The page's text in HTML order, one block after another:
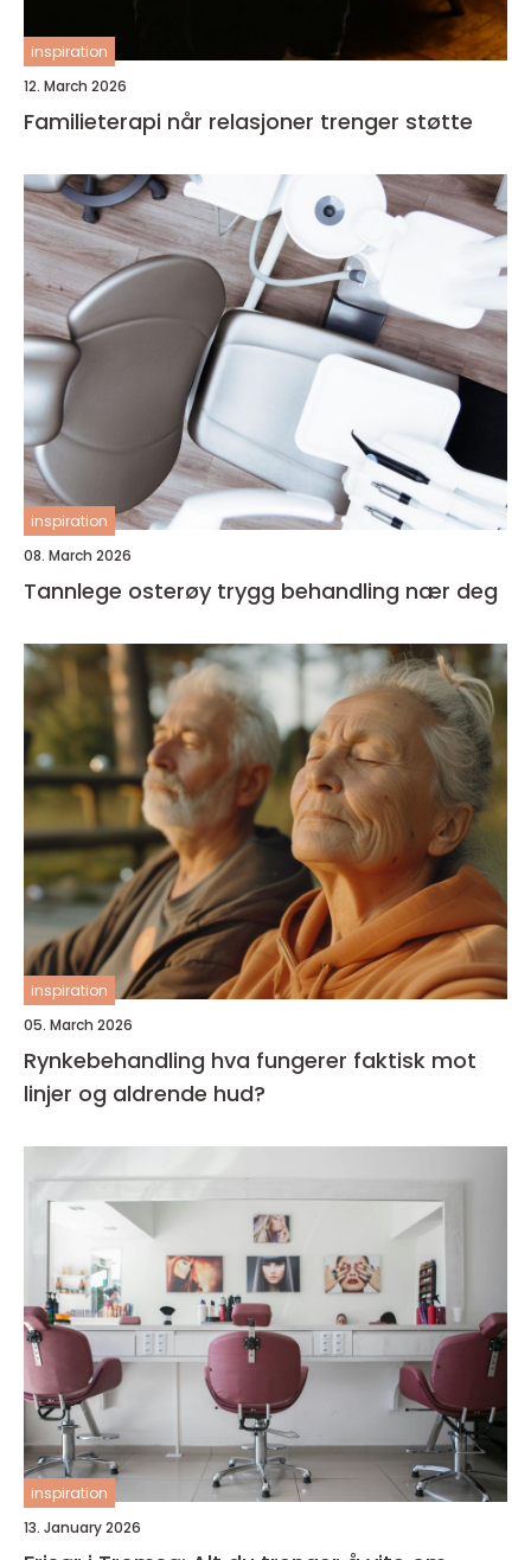
inspiration
12. March 2026
Familieterapi når relasjoner trenger støtte
inspiration
08. March 2026
Tannlege osterøy trygg behandling nær deg
inspiration
05. March 2026
Rynkebehandling hva fungerer faktisk mot
linjer og aldrende hud?
inspiration
13. January 2026